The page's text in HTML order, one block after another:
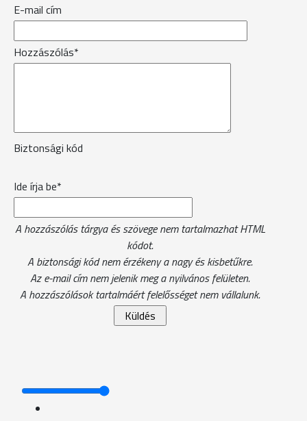
E-mail cím
Hozzászólás*
Biztonsági kód
Ide írja be*
A hozzászólás tárgya és szövege nem tartalmazhat HTML
kódot.
A biztonsági kód nem érzékeny a nagy és kisbetűkre.
Az e-mail cím nem jelenik meg a nyilvános felületen.
A hozzászólások tartalmáért felelősséget nem vállalunk.